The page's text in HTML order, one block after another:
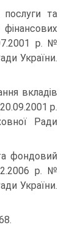
та
р. №
України.
вкладів
р.
Ради
фондовий
р. №
України.